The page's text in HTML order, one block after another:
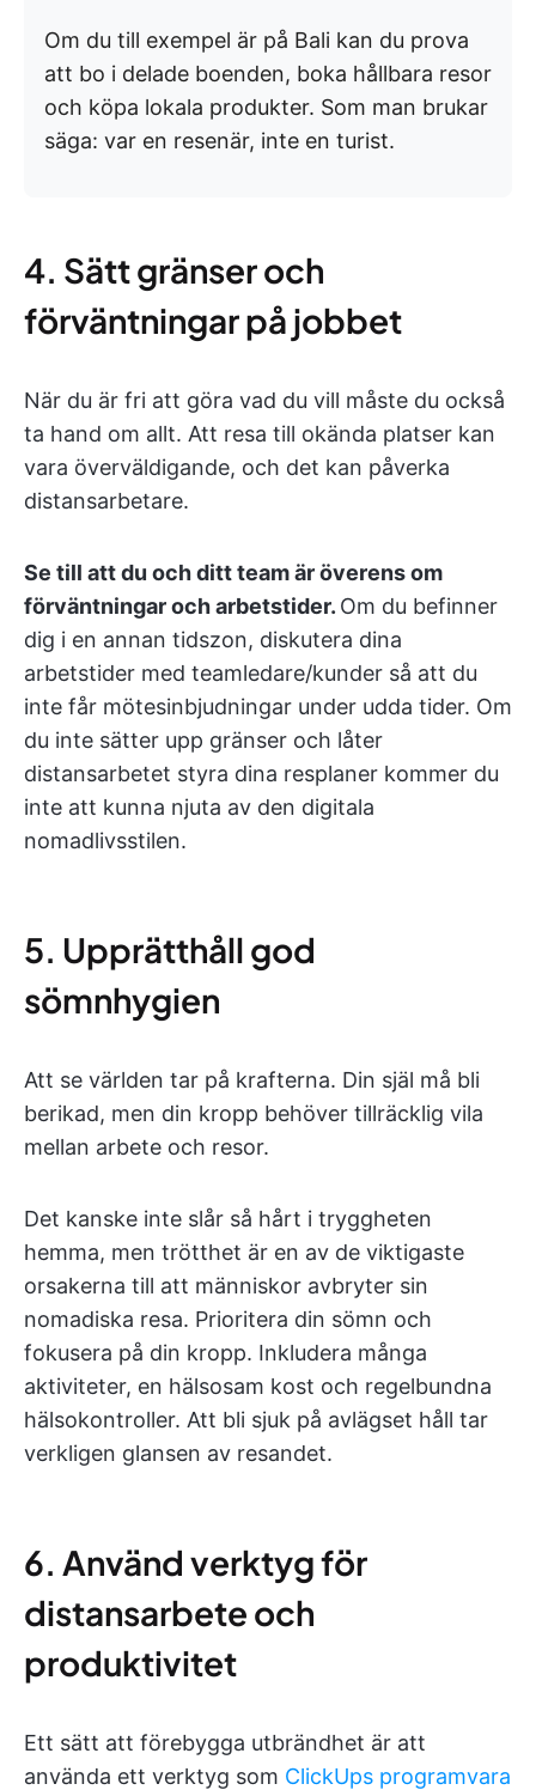
Om du till exempel är på Bali kan du prova
att bo i delade boenden, boka hållbara resor
och köpa lokala produkter. Som man brukar
säga: var en resenär, inte en turist.
4. Sätt gränser och
förväntningar på jobbet
När du är fri att göra vad du vill måste du också
ta hand om allt. Att resa till okända platser kan
vara överväldigande, och det kan påverka
distansarbetare.
Se till att du och ditt team är överens om
förväntningar och arbetstider. Om du befinner
dig i en annan tidszon, diskutera dina
arbetstider med teamledare/kunder så att du
inte får mötesinbjudningar under udda tider. Om
du inte sätter upp gränser och låter
distansarbetet styra dina resplaner kommer du
inte att kunna njuta av den digitala
nomadlivsstilen.
5. Upprätthåll god
sömnhygien
Att se världen tar på krafterna. Din själ må bli
berikad, men din kropp behöver tillräcklig vila
mellan arbete och resor.
Det kanske inte slår så hårt i tryggheten
hemma, men trötthet är en av de viktigaste
orsakerna till att människor avbryter sin
nomadiska resa. Prioritera din sömn och
fokusera på din kropp. Inkludera många
aktiviteter, en hälsosam kost och regelbundna
hälsokontroller. Att bli sjuk på avlägset håll tar
verkligen glansen av resandet.
6. Använd verktyg för
distansarbete och
produktivitet
Ett sätt att förebygga utbrändhet är att
använda ett verktyg som ClickUps programvara